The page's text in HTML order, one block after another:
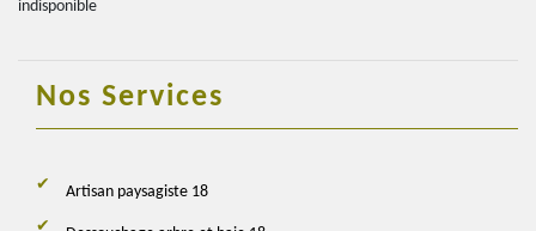
indisponible
Nos Services
Artisan paysagiste 18